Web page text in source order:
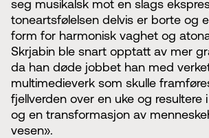
seg musikalsk mot en slags
toneartsfølelsen delvis er borte og
form for harmonisk vaghet og
Skrjabin ble snart opptatt av mer
da han døde jobbet han med
multimedieverk som skulle
fjellverden over en uke og resultere
og en transformasjon av
vesen».